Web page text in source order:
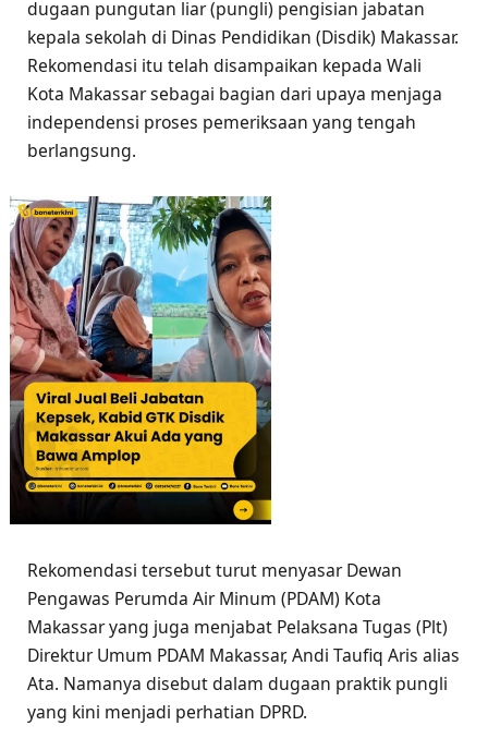
dugaan pungutan liar (pungli) pengisian jabatan
kepala sekolah di Dinas Pendidikan (Disdik) Makassar.
Rekomendasi itu telah disampaikan kepada Wali
Kota Makassar sebagai bagian dari upaya menjaga
independensi proses pemeriksaan yang tengah
berlangsung.
Rekomendasi tersebut turut menyasar Dewan
Pengawas Perumda Air Minum (PDAM) Kota
Makassar yang juga menjabat Pelaksana Tugas (Plt)
Direktur Umum PDAM Makassar, Andi Taufiq Aris alias
Ata. Namanya disebut dalam dugaan praktik pungli
yang kini menjadi perhatian DPRD.